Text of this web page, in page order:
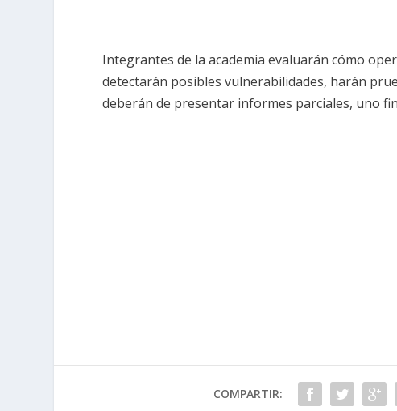
Integrantes de la academia evaluarán cómo
detectarán posibles vulnerabilidades, harán
deberán de presentar informes parciales, uno
COMPARTIR: